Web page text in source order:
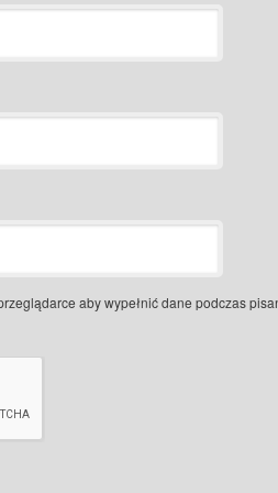
aby wypełnić dane podczas